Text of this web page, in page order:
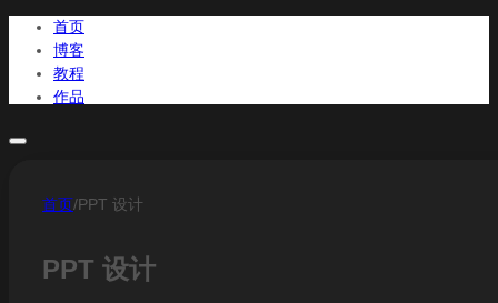
首页
博客
教程
作品
博客
首页/PPT 设计
PPT 设计